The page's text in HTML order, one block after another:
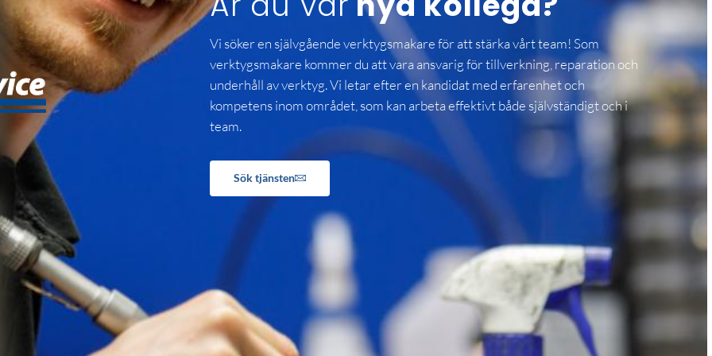
Vi söker en självgående verktygsmakare för att stärka vårt team! Som
verktygsmakare kommer du att vara ansvarig för tillverkning, reparation och
underhåll av verktyg. Vi letar efter en kandidat med erfarenhet och
kompetens inom området, som kan arbeta effektivt både självständigt och i
team.
Sök tjänsten